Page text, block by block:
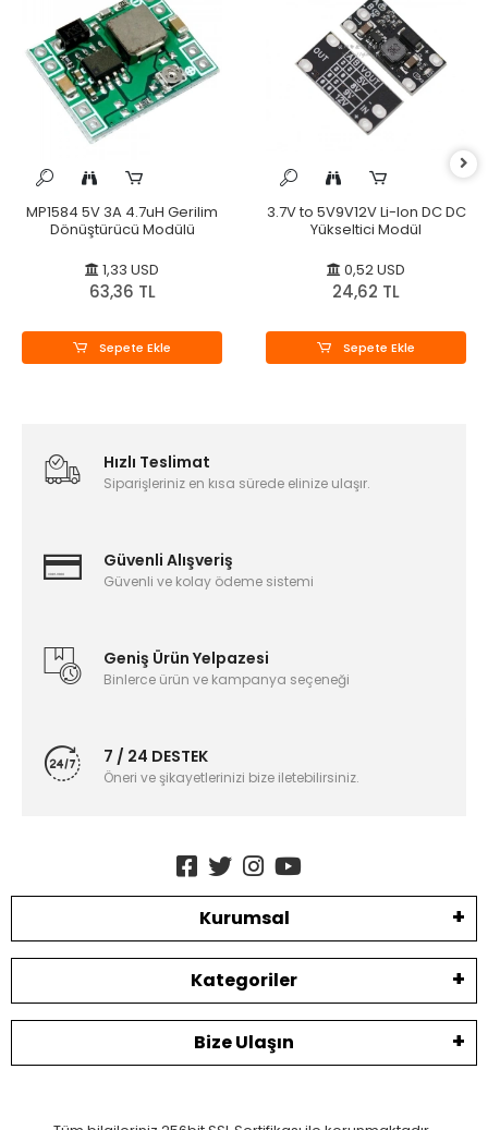
MP1584 5V 3A 4.7uH Gerilim
Dönüştürücü Modülü
1,33 USD
63,36 TL
Sepete Ekle
3.7V to 5V9V12V Li-Ion DC DC
Yükseltici Modül
0,52 USD
24,62 TL
Sepete Ekle
Hızlı Teslimat
Siparişleriniz en kısa sürede elinize ulaşır.
Güvenli Alışveriş
Güvenli ve kolay ödeme sistemi
Geniş Ürün Yelpazesi
Binlerce ürün ve kampanya seçeneği
7 / 24 DESTEK
Öneri ve şikayetlerinizi bize iletebilirsiniz.
Kurumsal
Kategoriler
Bize Ulaşın